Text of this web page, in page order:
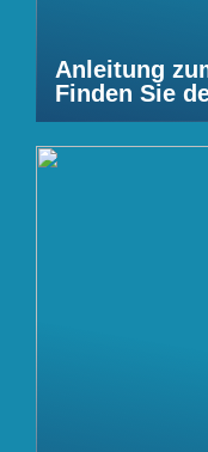
Anleitung
Finden Sie